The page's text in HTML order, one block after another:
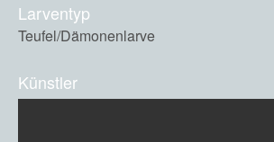
Larventyp
Teufel/Dämonenlarve
Künstler